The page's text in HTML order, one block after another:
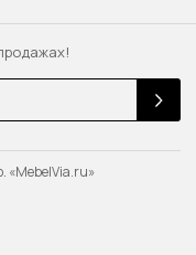
«MebelVia.ru»